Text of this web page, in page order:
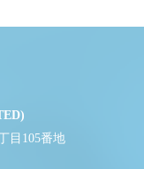
目105番地